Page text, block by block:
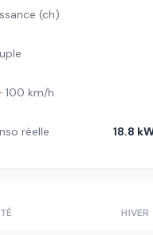
(ch)
100 km/h
réelle 18.8
HIVER